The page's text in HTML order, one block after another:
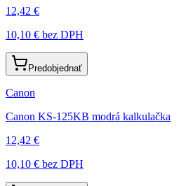
12,42 €
10,10 € bez DPH
Predobjednať
Canon
Canon KS-125KB modrá kalkulačka
12,42 €
10,10 € bez DPH